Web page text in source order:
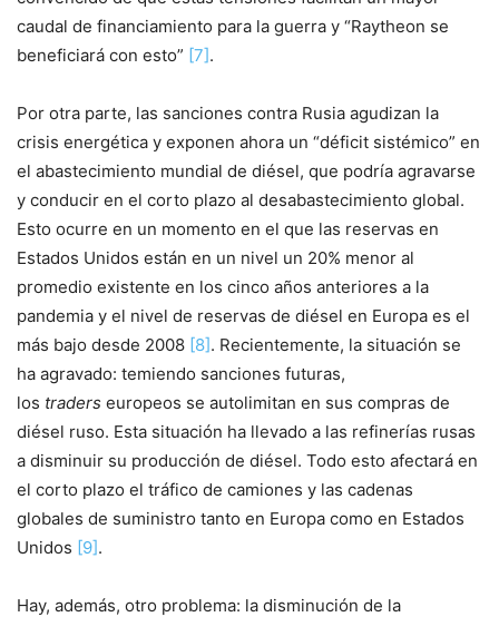
caudal de financiamiento para la guerra y “Raytheon se
beneficiará con esto” [7].
Por otra parte, las sanciones contra Rusia agudizan la
crisis energética y exponen ahora un “déficit sistémico” en
el abastecimiento mundial de diésel, que podría agravarse
y conducir en el corto plazo al desabastecimiento global.
Esto ocurre en un momento en el que las reservas en
Estados Unidos están en un nivel un 20% menor al
promedio existente en los cinco años anteriores a la
pandemia y el nivel de reservas de diésel en Europa es el
más bajo desde 2008 [8]. Recientemente, la situación se
ha agravado: temiendo sanciones futuras,
los traders europeos se autolimitan en sus compras de
diésel ruso. Esta situación ha llevado a las refinerías rusas
a disminuir su producción de diésel. Todo esto afectará en
el corto plazo el tráfico de camiones y las cadenas
globales de suministro tanto en Europa como en Estados
Unidos [9].
Hay, además, otro problema: la disminución de la